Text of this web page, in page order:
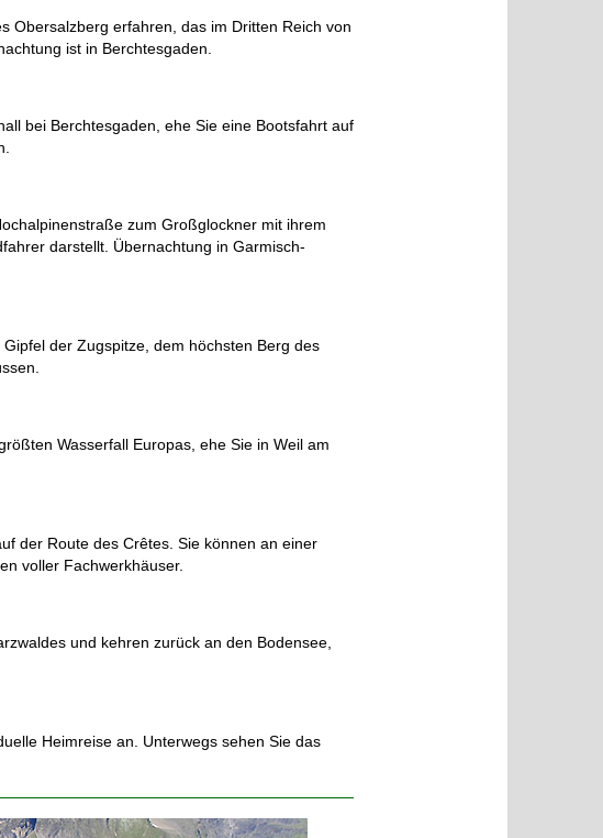
Obersalzberg erfahren, das im Dritten Reich von
ist in Berchtesgaden.
bei Berchtesgaden, ehe Sie eine Bootsfahrt auf
zum Großglockner mit ihrem
darstellt. Übernachtung in Garmisch-
der Zugspitze, dem höchsten Berg des
Wasserfall Europas, ehe Sie in Weil am
der Route des Crêtes. Sie können an einer
voller Fachwerkhäuser.
und kehren zurück an den Bodensee,
Heimreise an. Unterwegs sehen Sie das